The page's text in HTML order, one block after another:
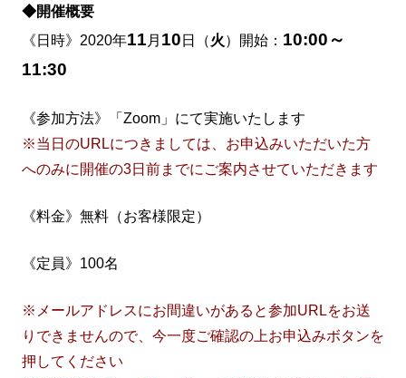
◆開催概要
《日時》2020年11 月 10 日（火）開始： 10:00～
11:30
《参加方法》「Zoom」にて実施いたします
※当日のURLにつきましては、お申込みいただいた方
へのみに開催の3日前までにご案内させていただきます
《料金》無料（お客様限定）
《定員》100名
※メールアドレスにお間違いがあると参加URLをお送
りできませんので、今一度ご確認の上お申込みボタンを
押してください